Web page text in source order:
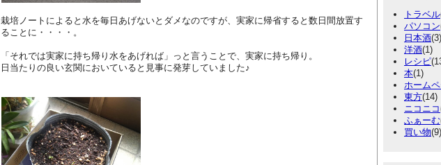
栽培ノートによると水を毎日あげないとダメなのですが、実家に帰省すると数日間放置す
ることに・・・・。
「それでは実家に持ち帰り水をあげれば」っと言うことで、実家に持ち帰り。
日当たりの良い玄関においていると見事に発芽していました♪
トラベル
パソコン
日本酒(3)
洋酒(1)
レシピ
本(1)
ホーム
東方(14)
ニコニコ
ふぁーむ
買い物(9)